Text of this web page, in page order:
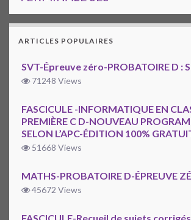
ARTICLES POPULAIRES
SVT-Épreuve zéro-PROBATOIRE D :
71248 Views
FASCICULE -INFORMATIQUE EN
PREMIÈRE C D-NOUVEAU
SELON L’APC-ÉDITION 100%
51668 Views
MATHS-PROBATOIRE D-ÉPREUVE
45672 Views